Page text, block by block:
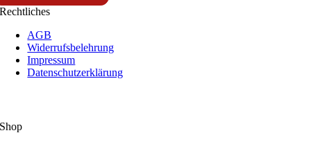
Rechtliches
AGB
Widerrufsbelehrung
Impressum
Datenschutzerklärung
Shop